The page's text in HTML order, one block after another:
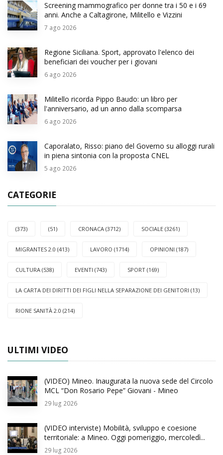
Screening mammografico per donne tra i 50 e i 69
anni. Anche a Caltagirone, Militello e Vizzini
7 ago 2026
Regione Siciliana. Sport, approvato l'elenco dei
beneficiari dei voucher per i giovani
6 ago 2026
Militello ricorda Pippo Baudo: un libro per
l'anniversario, ad un anno dalla scomparsa
6 ago 2026
Caporalato, Risso: piano del Governo su alloggi rurali
in piena sintonia con la proposta CNEL
5 ago 2026
CATEGORIE
(373) (51) CRONACA (3712) SOCIALE (3261)
MIGRANTES 2.0 (413) LAVORO (1714) OPINIONI (187)
CULTURA (538) EVENTI (743) SPORT (169)
LA CARTA DEI DIRITTI DEI FIGLI NELLA SEPARAZIONE DEI GENITORI (13)
RIONE SANITÀ 2.0 (214)
ULTIMI VIDEO
(VIDEO) Mineo. Inaugurata la nuova sede del Circolo
MCL “Don Rosario Pepe” Giovani - Mineo
29 lug 2026
(VIDEO interviste) Mobilità, sviluppo e coesione
territoriale: a Mineo. Oggi pomeriggio, mercoledì...
29 lug 2026